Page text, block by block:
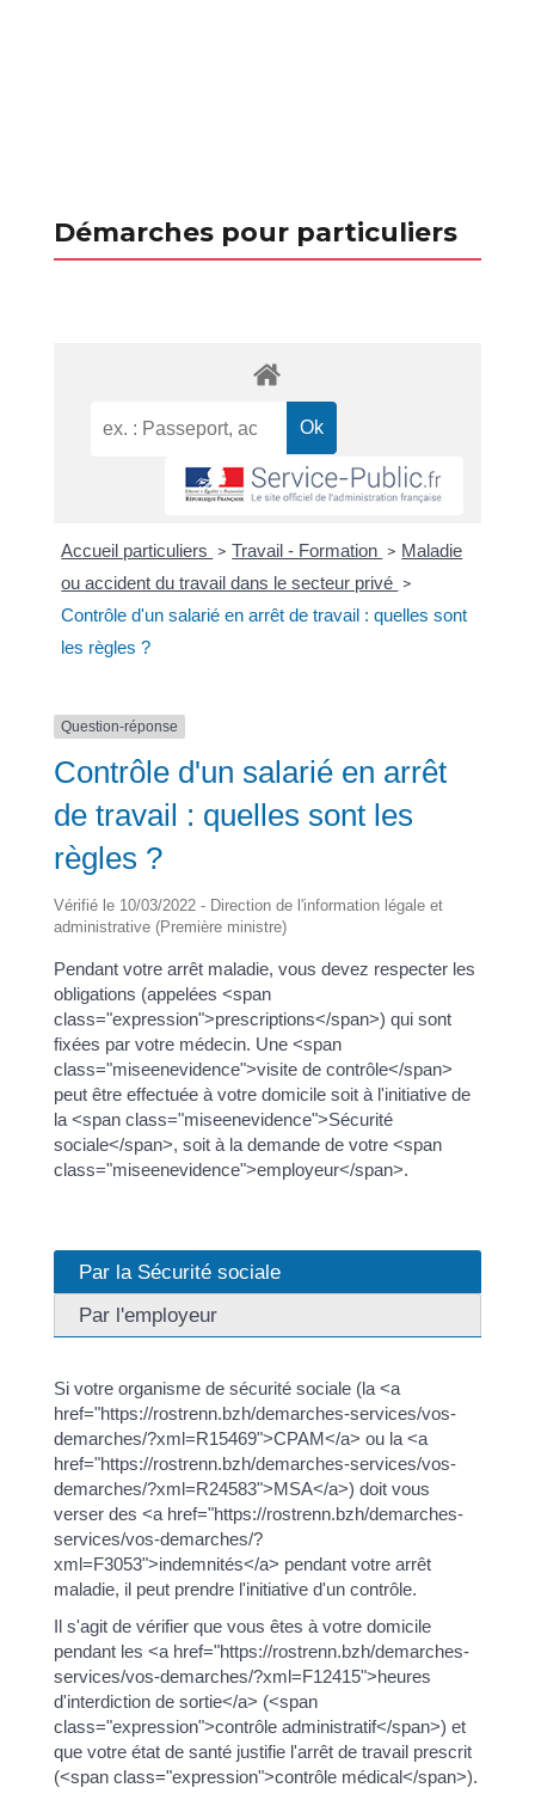
Démarches pour particuliers
Accueil particuliers > Travail - Formation > Maladie
ou accident du travail dans le secteur privé >
Contrôle d'un salarié en arrêt de travail : quelles sont
les règles ?
Question-réponse
Contrôle d'un salarié en arrêt
de travail : quelles sont les
règles ?
Vérifié le 10/03/2022 - Direction de l'information légale et
administrative (Première ministre)
Pendant votre arrêt maladie, vous devez respecter les
obligations (appelées <span
class="expression">prescriptions</span>) qui sont
fixées par votre médecin. Une <span
class="miseenevidence">visite de contrôle</span>
peut être effectuée à votre domicile soit à l'initiative de
la <span class="miseenevidence">Sécurité
sociale</span>, soit à la demande de votre <span
class="miseenevidence">employeur</span>.
Par la Sécurité sociale
Par l'employeur
Si votre organisme de sécurité sociale (la <a
href="https://rostrenn.bzh/demarches-services/vos-
demarches/?xml=R15469">CPAM</a> ou la <a
href="https://rostrenn.bzh/demarches-services/vos-
demarches/?xml=R24583">MSA</a>) doit vous
verser des <a href="https://rostrenn.bzh/demarches-
services/vos-demarches/?
xml=F3053">indemnités</a> pendant votre arrêt
maladie, il peut prendre l'initiative d'un contrôle.
Il s'agit de vérifier que vous êtes à votre domicile
pendant les <a href="https://rostrenn.bzh/demarches-
services/vos-demarches/?xml=F12415">heures
d'interdiction de sortie</a> (<span
class="expression">contrôle administratif</span>) et
que votre état de santé justifie l'arrêt de travail prescrit
(<span class="expression">contrôle médical</span>).